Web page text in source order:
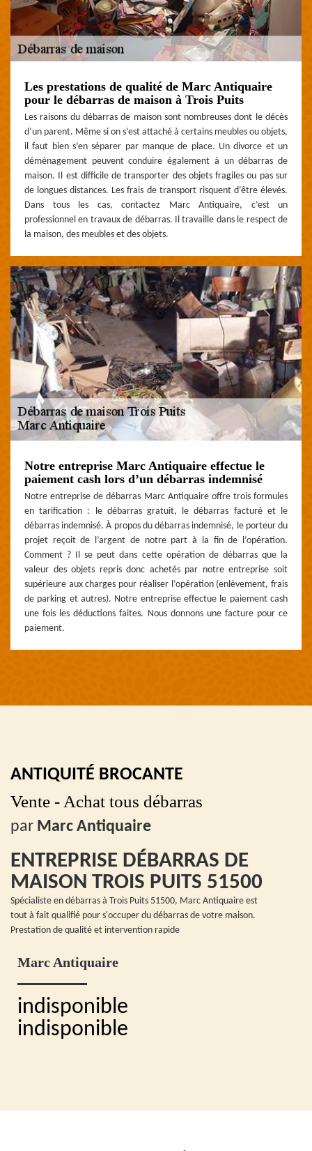
Les prestations de qualité de Marc Antiquaire
pour le débarras de maison à Trois Puits
Les raisons du débarras de maison sont nombreuses dont le décès
d’un parent. Même si on s’est attaché à certains meubles ou objets,
il faut bien s’en séparer par manque de place. Un divorce et un
déménagement peuvent conduire également à un débarras de
maison. Il est difficile de transporter des objets fragiles ou pas sur
de longues distances. Les frais de transport risquent d’être élevés.
Dans tous les cas, contactez Marc Antiquaire, c’est un
professionnel en travaux de débarras. Il travaille dans le respect de
la maison, des meubles et des objets.
Notre entreprise Marc Antiquaire effectue le
paiement cash lors d’un débarras indemnisé
Notre entreprise de débarras Marc Antiquaire offre trois formules
en tarification : le débarras gratuit, le débarras facturé et le
débarras indemnisé. À propos du débarras indemnisé, le porteur du
projet reçoit de l’argent de notre part à la fin de l’opération.
Comment ? Il se peut dans cette opération de débarras que la
valeur des objets repris donc achetés par notre entreprise soit
supérieure aux charges pour réaliser l’opération (enlèvement, frais
de parking et autres). Notre entreprise effectue le paiement cash
une fois les déductions faites. Nous donnons une facture pour ce
paiement.
ANTIQUITÉ BROCANTE
Vente - Achat tous débarras
par Marc Antiquaire
ENTREPRISE DÉBARRAS DE
MAISON TROIS PUITS 51500
Spécialiste en débarras à Trois Puits 51500, Marc Antiquaire est
tout à fait qualifié pour s'occuper du débarras de votre maison.
Prestation de qualité et intervention rapide
Marc Antiquaire
indisponible
indisponible